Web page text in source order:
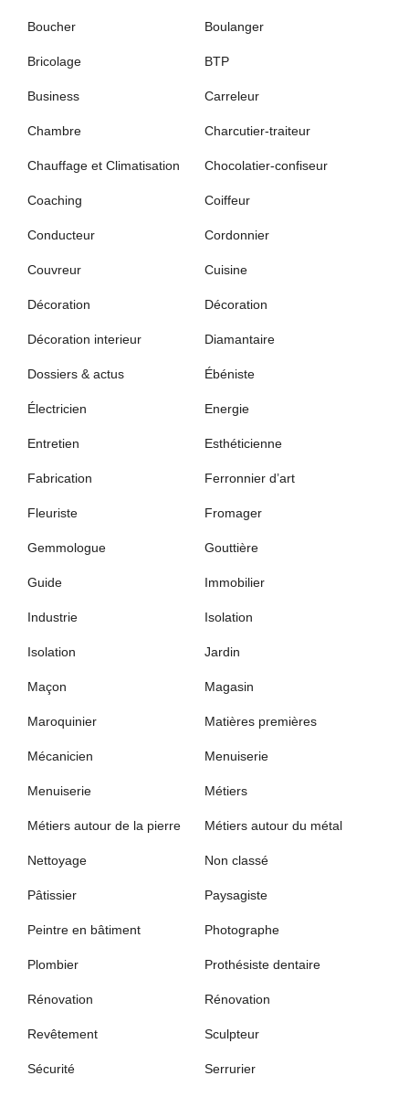
Boucher Boulanger
Bricolage BTP
Business Carreleur
Chambre Charcutier-traiteur
Chauffage et Climatisation Chocolatier-confiseur
Coaching Coiffeur
Conducteur Cordonnier
Couvreur Cuisine
Décoration Décoration
Décoration interieur Diamantaire
Dossiers & actus Ébéniste
Électricien Energie
Entretien Esthéticienne
Fabrication Ferronnier d’art
Fleuriste Fromager
Gemmologue Gouttière
Guide Immobilier
Industrie Isolation
Isolation Jardin
Maçon Magasin
Maroquinier Matières premières
Mécanicien Menuiserie
Menuiserie Métiers
Métiers autour de la pierre Métiers autour du métal
Nettoyage Non classé
Pâtissier Paysagiste
Peintre en bâtiment Photographe
Plombier Prothésiste dentaire
Rénovation Rénovation
Revêtement Sculpteur
Sécurité Serrurier